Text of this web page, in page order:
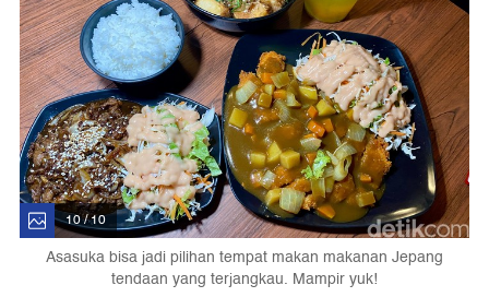
10 / 10
Asasuka bisa jadi pilihan tempat makan makanan Jepang
tendaan yang terjangkau. Mampir yuk!